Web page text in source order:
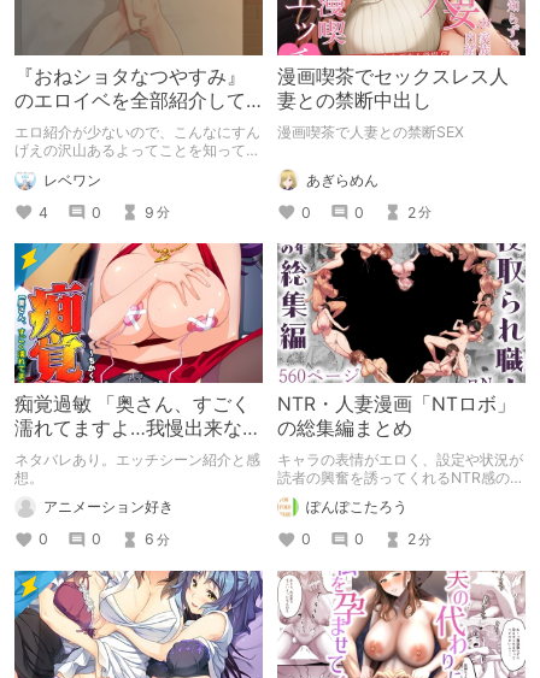
『おねショタなつやすみ』
のエロイベを全部紹介して
みた！
エロ紹介が少ないので、こんなにすん
げえの沢山あるよってことを知って欲
しい。
レベワン
4
0 9 分
漫画喫茶でセックスレス人
妻との禁断中出し
漫画喫茶で人妻との禁断SEX
あぎらめん
0
0 2分
痴覚過敏 「奥さん、すごく
濡れてますよ…我慢出来ない
んですか？」
ネタバレあり。エッチシーン紹介と感
想。
アニメーション好き
0
0 6 分
NTR・人妻漫画「NTロボ」
の総集編まとめ
キャラの表情がエロく、設定や状況が
読者の興奮を誘ってくれるNTR感の強
いエロ漫画作品を供給してくれるサー
クル「NTロボ」さんの総集編（パッ
ク）作品だけをまとめました。定期的
に更新予定です。
ぽんぽこたろう
0
0 2分